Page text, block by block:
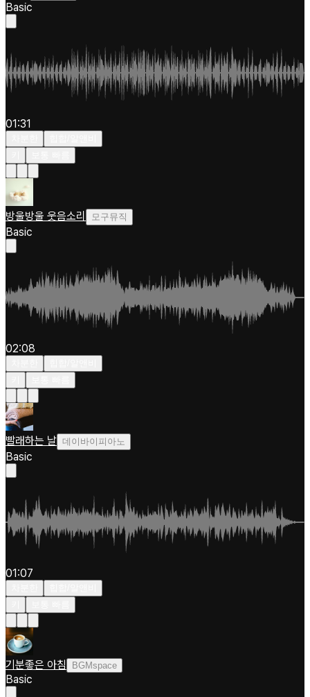
Basic
01:31
방울방울 웃음소리 모구뮤직
Basic
02:08
빨래하는 날 데이바이피아노
Basic
01:07
기분좋은 아침 BGMspace
Basic